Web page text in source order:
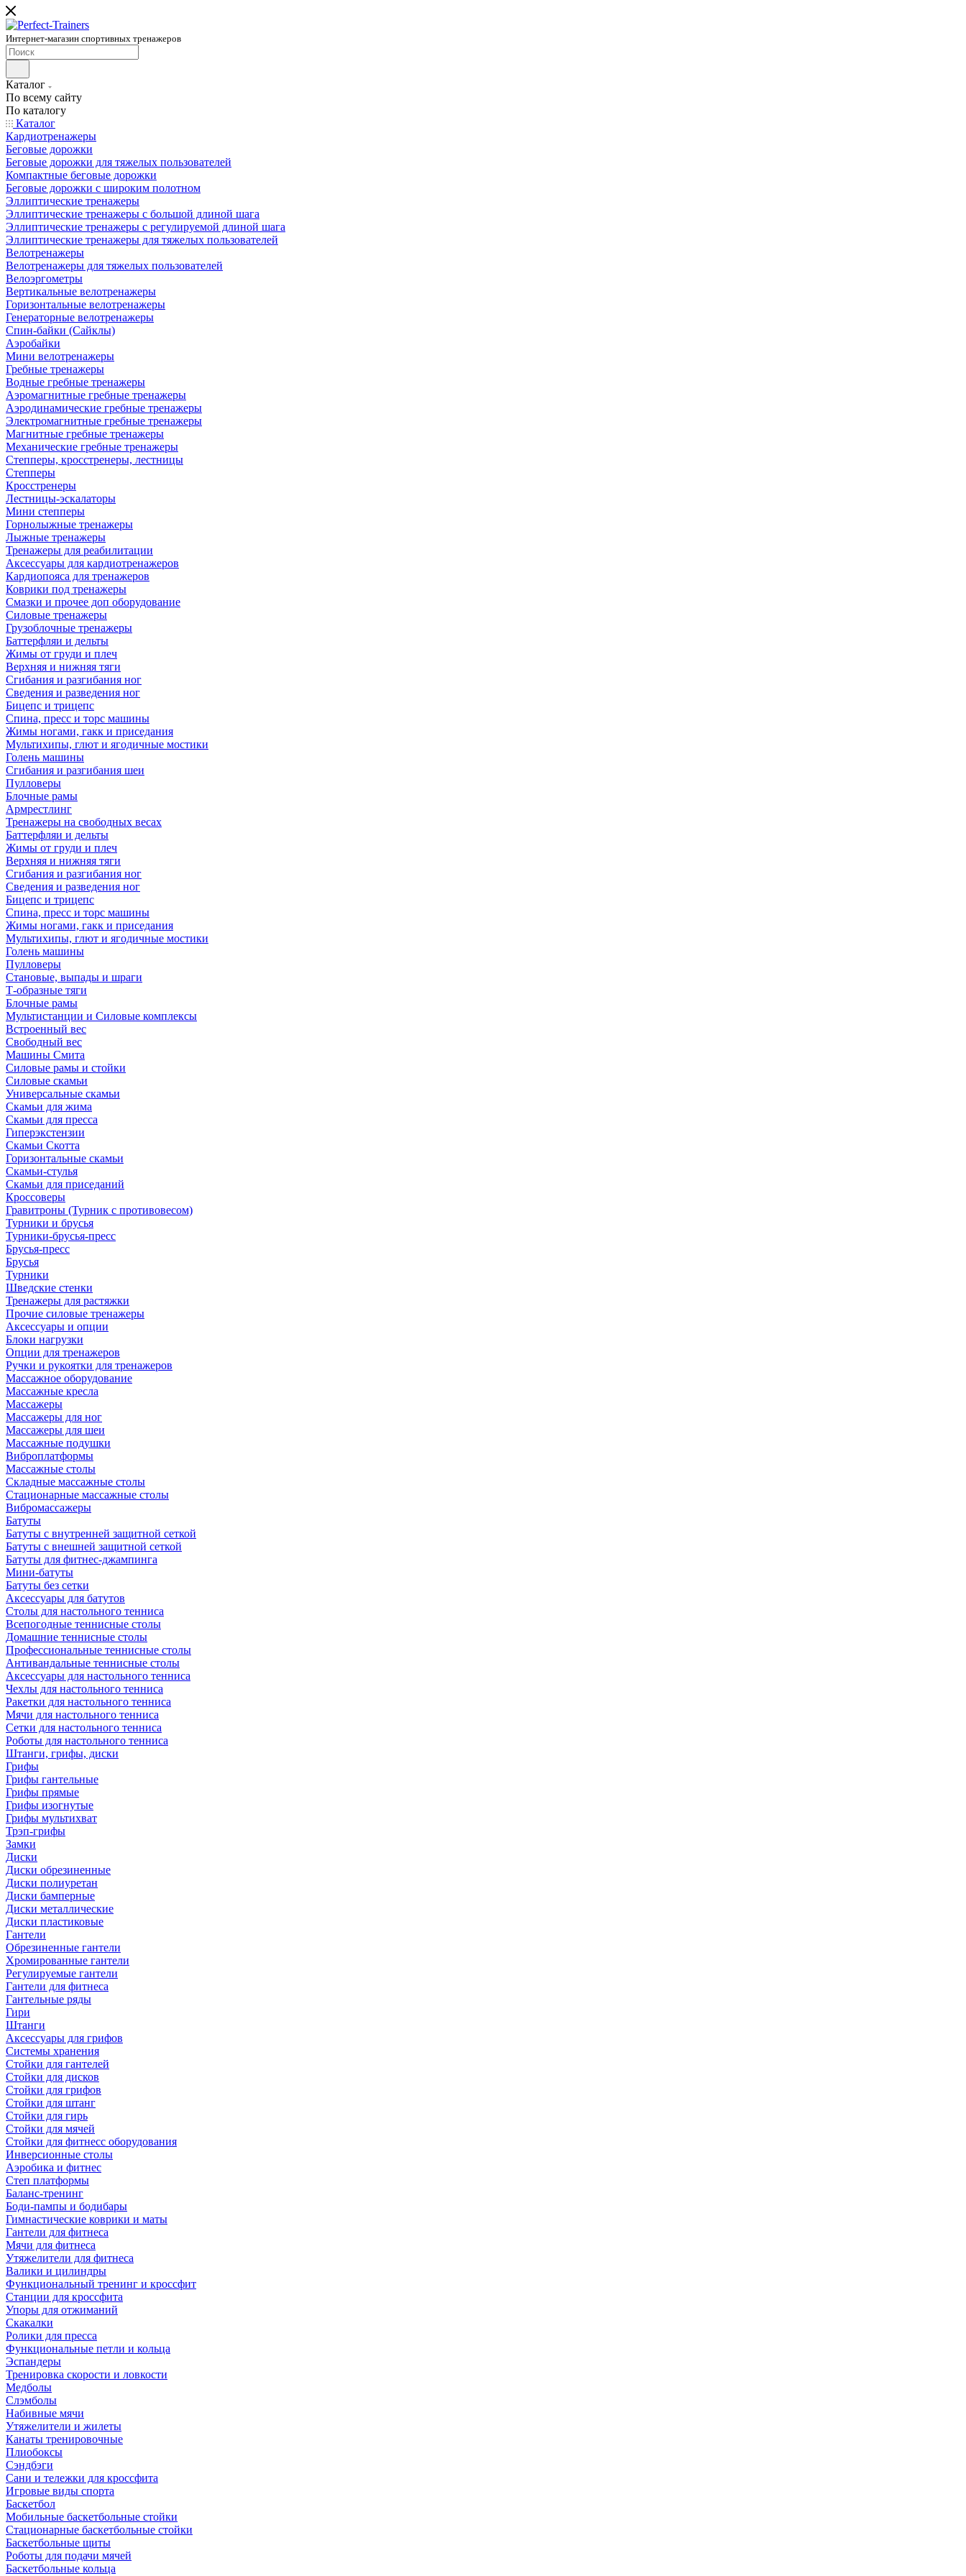
Интернет-магазин спортивных тренажеров
Каталог
По всему сайту
По каталогу
Каталог
Кардиотренажеры
Беговые дорожки
Беговые дорожки для тяжелых пользователей
Компактные беговые дорожки
Беговые дорожки с широким полотном
Эллиптические тренажеры
Эллиптические тренажеры с большой длиной шага
Эллиптические тренажеры с регулируемой длиной шага
Эллиптические тренажеры для тяжелых пользователей
Велотренажеры
Велотренажеры для тяжелых пользователей
Велоэргометры
Вертикальные велотренажеры
Горизонтальные велотренажеры
Генераторные велотренажеры
Спин-байки (Сайклы)
Аэробайки
Мини велотренажеры
Гребные тренажеры
Водные гребные тренажеры
Аэромагнитные гребные тренажеры
Аэродинамические гребные тренажеры
Электромагнитные гребные тренажеры
Магнитные гребные тренажеры
Механические гребные тренажеры
Степперы, кросстренеры, лестницы
Степперы
Кросстренеры
Лестницы-эскалаторы
Мини степперы
Горнолыжные тренажеры
Лыжные тренажеры
Тренажеры для реабилитации
Аксессуары для кардиотренажеров
Кардиопояса для тренажеров
Коврики под тренажеры
Смазки и прочее доп оборудование
Силовые тренажеры
Грузоблочные тренажеры
Баттерфляи и дельты
Жимы от груди и плеч
Верхняя и нижняя тяги
Сгибания и разгибания ног
Сведения и разведения ног
Бицепс и трицепс
Спина, пресс и торс машины
Жимы ногами, гакк и приседания
Мультихипы, глют и ягодичные мостики
Голень машины
Сгибания и разгибания шеи
Пулловеры
Блочные рамы
Армрестлинг
Тренажеры на свободных весах
Баттерфляи и дельты
Жимы от груди и плеч
Верхняя и нижняя тяги
Сгибания и разгибания ног
Сведения и разведения ног
Бицепс и трицепс
Спина, пресс и торс машины
Жимы ногами, гакк и приседания
Мультихипы, глют и ягодичные мостики
Голень машины
Пулловеры
Становые, выпады и шраги
Т-образные тяги
Блочные рамы
Мультистанции и Силовые комплексы
Встроенный вес
Свободный вес
Машины Смита
Силовые рамы и стойки
Силовые скамьи
Универсальные скамьи
Скамьи для жима
Скамьи для пресса
Гиперэкстензии
Скамьи Скотта
Горизонтальные скамьи
Скамьи-стулья
Скамьи для приседаний
Кроссоверы
Гравитроны (Турник с противовесом)
Турники и брусья
Турники-брусья-пресс
Брусья-пресс
Брусья
Турники
Шведские стенки
Тренажеры для растяжки
Прочие силовые тренажеры
Аксессуары и опции
Блоки нагрузки
Опции для тренажеров
Ручки и рукоятки для тренажеров
Массажное оборудование
Массажные кресла
Массажеры
Массажеры для ног
Массажеры для шеи
Массажные подушки
Виброплатформы
Массажные столы
Складные массажные столы
Стационарные массажные столы
Вибромассажеры
Батуты
Батуты с внутренней защитной сеткой
Батуты с внешней защитной сеткой
Батуты для фитнес-джампинга
Мини-батуты
Батуты без сетки
Аксессуары для батутов
Столы для настольного тенниса
Всепогодные теннисные столы
Домашние теннисные столы
Профессиональные теннисные столы
Антивандальные теннисные столы
Аксессуары для настольного тенниса
Чехлы для настольного тенниса
Ракетки для настольного тенниса
Мячи для настольного тенниса
Сетки для настольного тенниса
Роботы для настольного тенниса
Штанги, грифы, диски
Грифы
Грифы гантельные
Грифы прямые
Грифы изогнутые
Грифы мультихват
Трэп-грифы
Замки
Диски
Диски обрезиненные
Диски полиуретан
Диски бамперные
Диски металлические
Диски пластиковые
Гантели
Обрезиненные гантели
Хромированные гантели
Регулируемые гантели
Гантели для фитнеса
Гантельные ряды
Гири
Штанги
Аксессуары для грифов
Системы хранения
Стойки для гантелей
Стойки для дисков
Стойки для грифов
Стойки для штанг
Стойки для гирь
Стойки для мячей
Стойки для фитнесс оборудования
Инверсионные столы
Аэробика и фитнес
Степ платформы
Баланс-тренинг
Боди-пампы и бодибары
Гимнастические коврики и маты
Гантели для фитнеса
Мячи для фитнеса
Утяжелители для фитнеса
Валики и цилиндры
Функциональный тренинг и кроссфит
Станции для кроссфита
Упоры для отжиманий
Скакалки
Ролики для пресса
Функциональные петли и кольца
Эспандеры
Тренировка скорости и ловкости
Медболы
Слэмболы
Набивные мячи
Утяжелители и жилеты
Канаты тренировочные
Плиобоксы
Сэндбэги
Сани и тележки для кроссфита
Игровые виды спорта
Баскетбол
Мобильные баскетбольные стойки
Стационарные баскетбольные стойки
Баскетбольные щиты
Роботы для подачи мячей
Баскетбольные кольца